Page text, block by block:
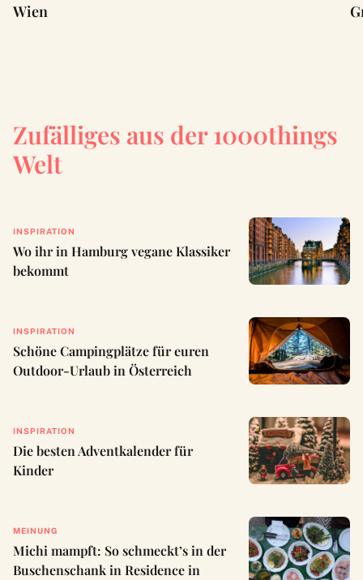
Wien
Zufälliges aus der 1000things
Welt
INSPIRATION
Wo ihr in Hamburg vegane Klassiker
bekommt
INSPIRATION
Schöne Campingplätze für euren
Outdoor-Urlaub in Österreich
INSPIRATION
Die besten Adventkalender für
Kinder
MEINUNG
Michi mampft: So schmeckt’s in der
Buschenschank in Residence in